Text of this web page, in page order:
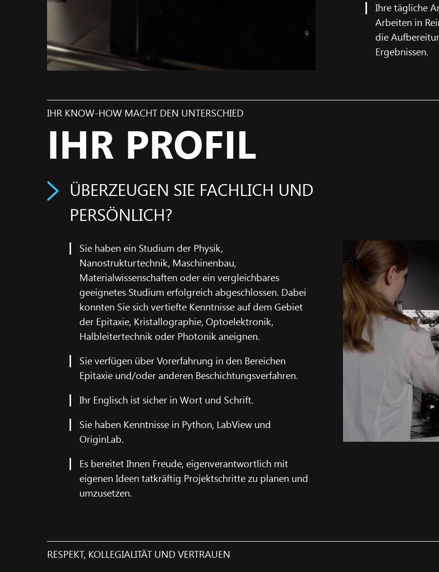
Ihre tägliche
Arbeiten in
die
Ergebnissen.
IHR KNOW-HOW MACHT DEN UNTERSCHIED
IHR PROFIL
ÜBERZEUGEN SIE FACHLICH UND
PERSÖNLICH?
Sie haben ein Studium der Physik,
Nanostrukturtechnik, Maschinenbau,
Materialwissenschaften oder ein vergleichbares
geeignetes Studium erfolgreich abgeschlossen. Dabei
konnten Sie sich vertiefte Kenntnisse auf dem Gebiet
der Epitaxie, Kristallographie, Optoelektronik,
Halbleitertechnik oder Photonik aneignen.
Sie verfügen über Vorerfahrung in den Bereichen
Epitaxie und/oder anderen Beschichtungsverfahren.
Ihr Englisch ist sicher in Wort und Schrift.
Sie haben Kenntnisse in Python, LabView und
OriginLab.
Es bereitet Ihnen Freude, eigenverantwortlich mit
eigenen Ideen tatkräftig Projektschritte zu planen und
umzusetzen.
RESPEKT, KOLLEGIALITÄT UND VERTRAUEN